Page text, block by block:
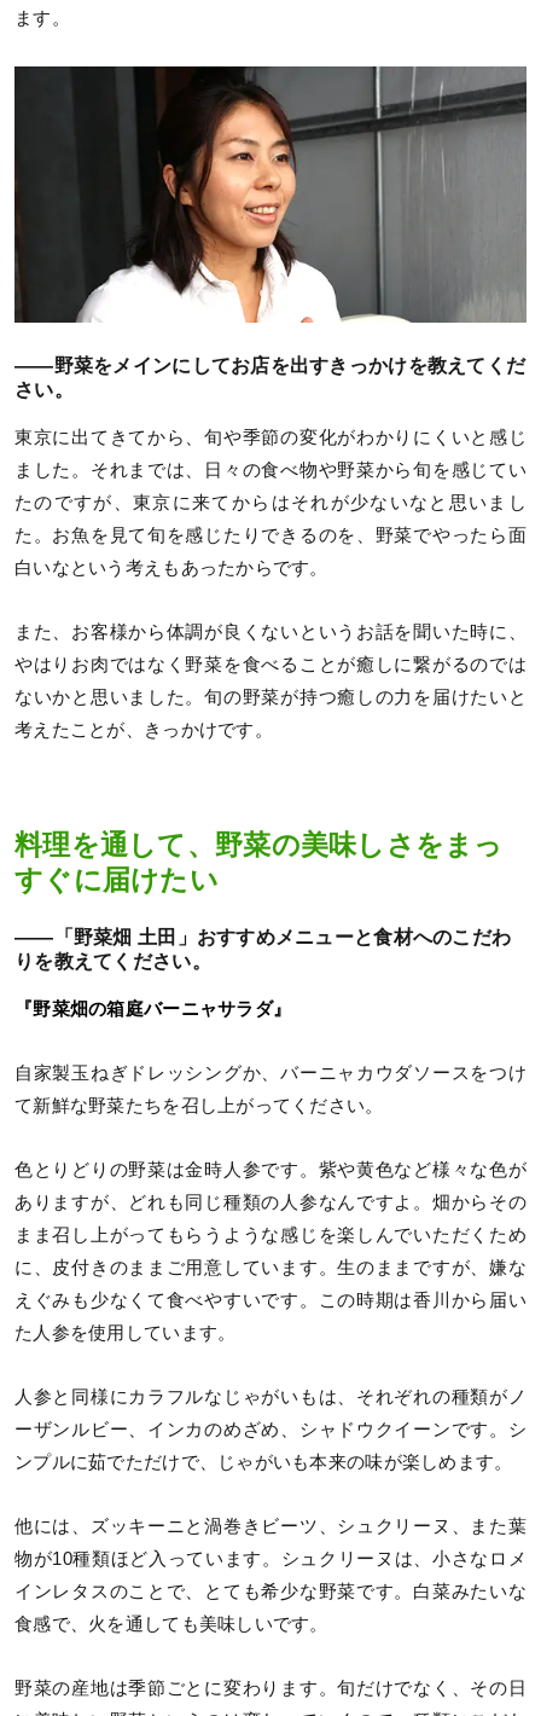
ます。
——野菜をメインにしてお店を出すきっかけを教えてくだ
さい。
東京に出てきてから、旬や季節の変化がわかりにくいと感じ
ました。それまでは、日々の食べ物や野菜から旬を感じてい
たのですが、東京に来てからはそれが少ないなと思いまし
た。お魚を見て旬を感じたりできるのを、野菜でやったら面
白いなという考えもあったからです。
また、お客様から体調が良くないというお話を聞いた時に、
やはりお肉ではなく野菜を食べることが癒しに繋がるのでは
ないかと思いました。旬の野菜が持つ癒しの力を届けたいと
考えたことが、きっかけです。
料理を通して、野菜の美味しさをまっ
すぐに届けたい
——「野菜畑 土田」おすすめメニューと食材へのこだわ
りを教えてください。
『野菜畑の箱庭バーニャサラダ』
自家製玉ねぎドレッシングか、バーニャカウダソースをつけ
て新鮮な野菜たちを召し上がってください。
色とりどりの野菜は金時人参です。紫や黄色など様々な色が
ありますが、どれも同じ種類の人参なんですよ。畑からその
まま召し上がってもらうような感じを楽しんでいただくため
に、皮付きのままご用意しています。生のままですが、嫌な
えぐみも少なくて食べやすいです。この時期は香川から届い
た人参を使用しています。
人参と同様にカラフルなじゃがいもは、それぞれの種類がノ
ーザンルビー、インカのめざめ、シャドウクイーンです。シ
ンプルに茹でただけで、じゃがいも本来の味が楽しめます。
他には、ズッキーニと渦巻きビーツ、シュクリーヌ、また葉
物が10種類ほど入っています。シュクリーヌは、小さなロメ
インレタスのことで、とても希少な野菜です。白菜みたいな
食感で、火を通しても美味しいです。
野菜の産地は季節ごとに変わります。旬だけでなく、その日